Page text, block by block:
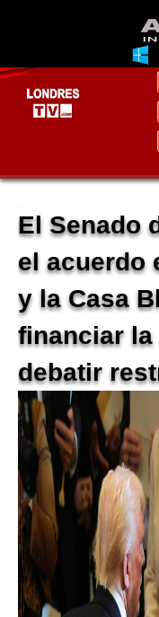
El Senado
el acuerdo
y la Casa
financiar
debatir